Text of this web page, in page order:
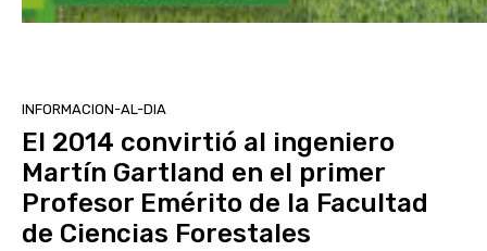
INFORMACION-AL-DIA
El 2014 convirtió al ingeniero
Martín Gartland en el primer
Profesor Emérito de la Facultad
de Ciencias Forestales